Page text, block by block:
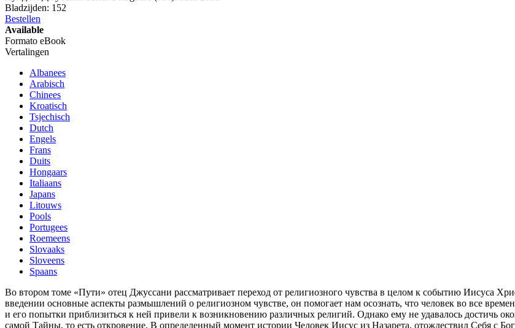
Bladzijden: 152
Bestellen
Available
Formato eBook
Vertalingen
Albanees
Arabisch
Chinees
Kroatisch
Tsjechisch
Dutch
Engels
Frans
Duits
Hongaars
Italiaans
Japans
Litouws
Pools
Portugees
Roemeens
Slovaaks
Sloveens
Spaans
Во втором томе «Пути» отец Джуссани рассматривает переход от религиозного чувства в целом к событию Иисуса
введении основные аспекты размышлений о религиозном чувстве, он помогает нам осознать, что человек во все
и его попытки приблизиться к ней привели к возникновению различных религий. Однако ему не удавалось достичь
самой Тайны, то есть откровение. В определенный момент истории Человек Иисус из Назарета, отождествил Себя с